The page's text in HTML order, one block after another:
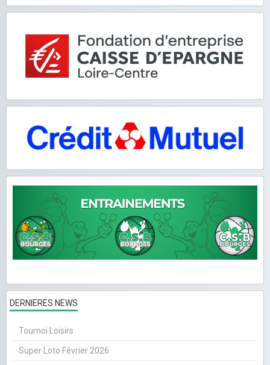
DERNIERES NEWS
Tournoi Loisirs
Super Loto Février 2026